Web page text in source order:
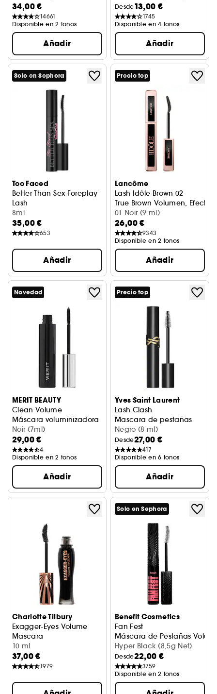
34,00 €
14661
Disponible en 2 tonos
Añadir
Desde13,00 €
1745
Disponible en 4 tonos
Añadir
Solo en Sephora
Too Faced
Better Than Sex Foreplay
Lash
Primer para pestañas
8ml
35,00 €
653
Añadir
Precio top
Lancôme
Lash Idôle Brown 02
True Brown Volumen, Efecto
01 Noir (9 ml)
26,00 €
9343
Disponible en 2 tonos
Añadir
Novedad
MERIT BEAUTY
Clean Volume
Máscara voluminizadora
Noir (7ml)
29,00 €
4
Disponible en 2 tonos
Añadir
Precio top
Yves Saint Laurent
Lash Clash
Mascara de pestañas
Negro (8 ml)
Desde27,00 €
417
Disponible en 6 tonos
Añadir
Charlotte Tilbury
Exagger-Eyes Volume
Mascara
Máscara voluminizadora
10 ml
37,00 €
1979
Solo en Sephora
Benefit Cosmetics
Fan Fest
Máscara de Pestañas
Hyper Black (8,5g Net)
Desde22,00 €
3759
Disponible en 2 tonos